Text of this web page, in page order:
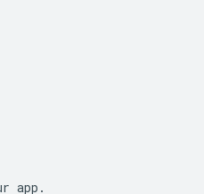
app .